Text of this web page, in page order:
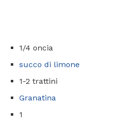
1/4 oncia
succo di limone
1-2 trattini
Granatina
1